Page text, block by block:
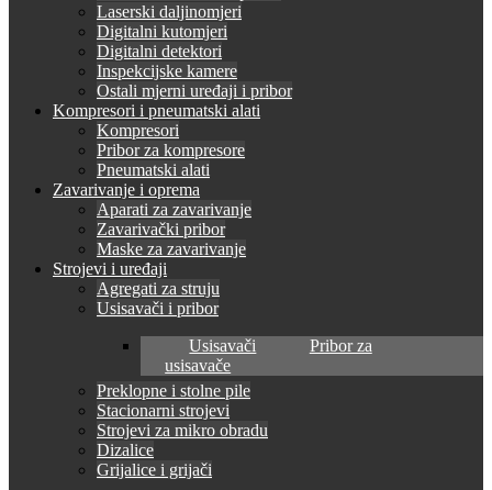
Laserski daljinomjeri
Digitalni kutomjeri
Digitalni detektori
Inspekcijske kamere
Ostali mjerni uređaji i pribor
Kompresori i pneumatski alati
Kompresori
Pribor za kompresore
Pneumatski alati
Zavarivanje i oprema
Aparati za zavarivanje
Zavarivački pribor
Maske za zavarivanje
Strojevi i uređaji
Agregati za struju
Usisavači i pribor
Usisavači
Pribor za
usisavače
Preklopne i stolne pile
Stacionarni strojevi
Strojevi za mikro obradu
Dizalice
Grijalice i grijači